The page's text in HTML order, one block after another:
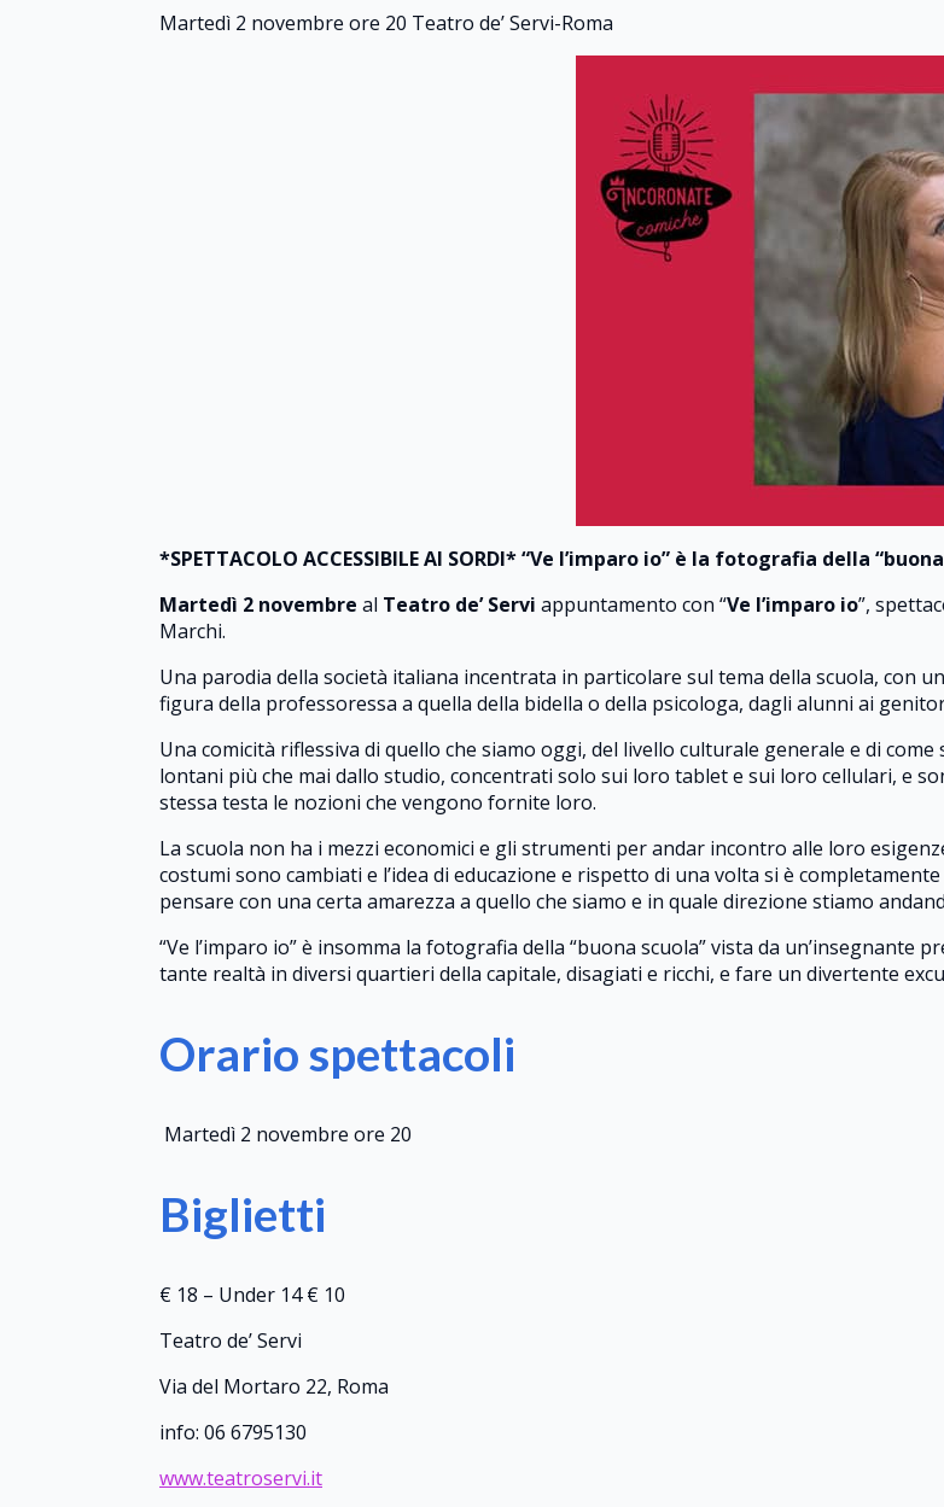
Martedì 2 novembre ore 20 Teatro de’ Servi-Roma
*SPETTACOLO ACCESSIBILE AI SORDI* “Ve l’imparo io” è la fotografia della
Martedì 2 novembre al Teatro de’ Servi appuntamento con “Ve l’imparo io”,
Marchi.
Una parodia della società italiana incentrata in particolare sul tema della scuola, con
figura della professoressa a quella della bidella o della psicologa, dagli alunni ai
Una comicità riflessiva di quello che siamo oggi, del livello culturale generale e di
lontani più che mai dallo studio, concentrati solo sui loro tablet e sui loro cellulari, e
stessa testa le nozioni che vengono fornite loro.
La scuola non ha i mezzi economici e gli strumenti per andar incontro alle loro
costumi sono cambiati e l’idea di educazione e rispetto di una volta si è
pensare con una certa amarezza a quello che siamo e in quale direzione stiamo
“Ve l’imparo io” è insomma la fotografia della “buona scuola” vista da un’insegnante
tante realtà in diversi quartieri della capitale, disagiati e ricchi, e fare un divertente
Orario spettacoli
Martedì 2 novembre ore 20
Biglietti
€ 18 – Under 14 € 10
Teatro de’ Servi
Via del Mortaro 22, Roma
info: 06 6795130
www.teatroservi.it